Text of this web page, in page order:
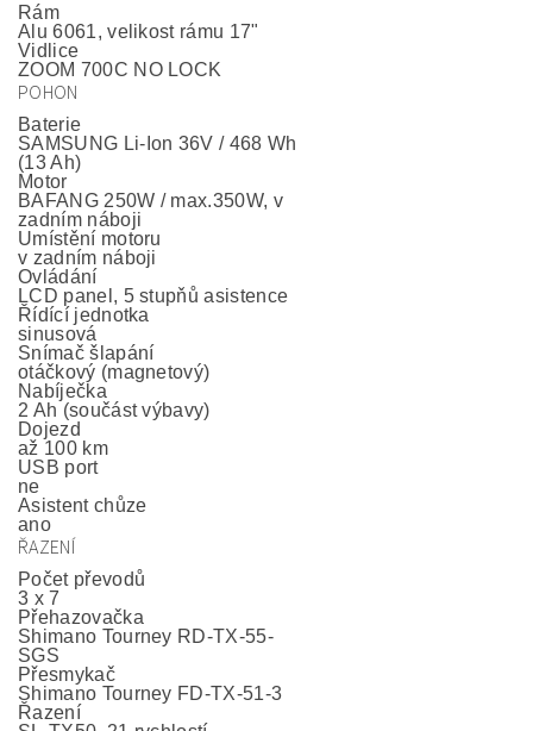
Rám
Alu 6061, velikost rámu 17"
Vidlice
ZOOM 700C NO LOCK
POHON
Baterie
SAMSUNG Li-Ion 36V / 468 Wh
(13 Ah)
Motor
BAFANG 250W / max.350W, v
zadním náboji
Umístění motoru
v zadním náboji
Ovládání
LCD panel, 5 stupňů asistence
Řídící jednotka
sinusová
Snímač šlapání
otáčkový (magnetový)
Nabíječka
2 Ah (součást výbavy)
Dojezd
až 100 km
USB port
ne
Asistent chůze
ano
ŘAZENÍ
Počet převodů
3 x 7
Přehazovačka
Shimano Tourney RD-TX-55-
SGS
Přesmykač
Shimano Tourney FD-TX-51-3
Řazení